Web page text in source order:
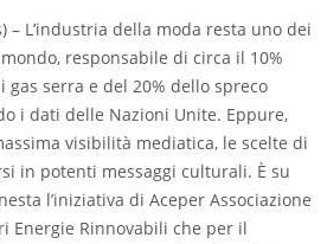
– L’industria della moda resta uno dei
responsabile di circa il 10%
serra e del 20% dello spreco
i dati delle Nazioni Unite. Eppure,
visibilità mediatica, le scelte di
in potenti messaggi culturali. È su
l’iniziativa di Aceper Associazione
Energie Rinnovabili che per il